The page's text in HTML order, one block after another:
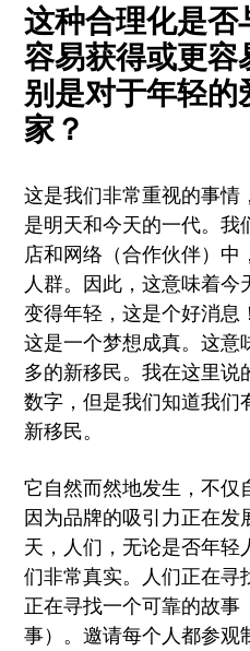
这种合理化是否
容易获得或更
别是对于年轻的
家？
这是我们非常重视的事情
是明天和今天的一代。我
店和网络（合作伙伴）中
人群。因此，这意味着
变得年轻，这是个好消息
这是一个梦想成真。这意
多的新移民。我在这里说
数字，但是我们知道我们
新移民。
它自然而然地发生，不仅
因为品牌的吸引力正在发
天，人们，无论是否年轻
们非常真实。人们正在寻
正在寻找一个可靠的故事
事）。邀请每个人都参观